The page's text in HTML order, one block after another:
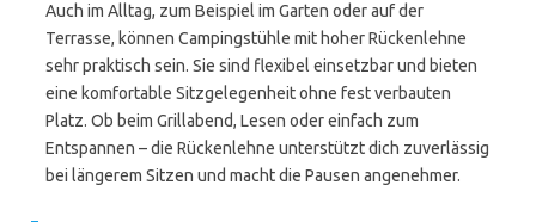
Auch im Alltag, zum Beispiel im Garten oder auf der
Terrasse, können Campingstühle mit hoher Rückenlehne
sehr praktisch sein. Sie sind flexibel einsetzbar und bieten
eine komfortable Sitzgelegenheit ohne fest verbauten
Platz. Ob beim Grillabend, Lesen oder einfach zum
Entspannen – die Rückenlehne unterstützt dich zuverlässig
bei längerem Sitzen und macht die Pausen angenehmer.